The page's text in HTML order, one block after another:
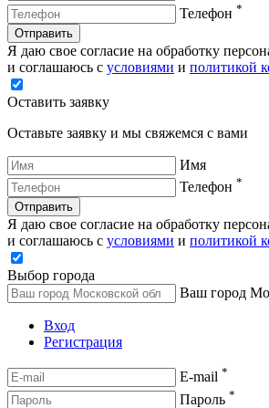
Телефон *
Отправить
Я даю свое согласие на обработку
и соглашаюсь с условиями и политикой
Оставить заявку
Оставьте заявку и мы свяжемся с вами
Имя
Телефон *
Отправить
Я даю свое согласие на обработку
и соглашаюсь с условиями и политикой
Выбор города
Ваш город
Вход
Регистрация
E-mail *
Пароль *